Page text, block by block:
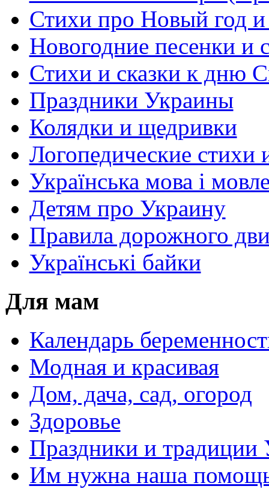
Стихи про Новый год
Новогодние песенки и
Стихи и сказки к дню
Праздники Украины
Колядки и щедривки
Логопедические стихи
Українська мова і
Детям про Украину
Правила дорожного
Українські байки
Для мам
Календарь
Модная и красивая
Дом, дача, сад, огород
Здоровье
Праздники и традиции
Им нужна наша